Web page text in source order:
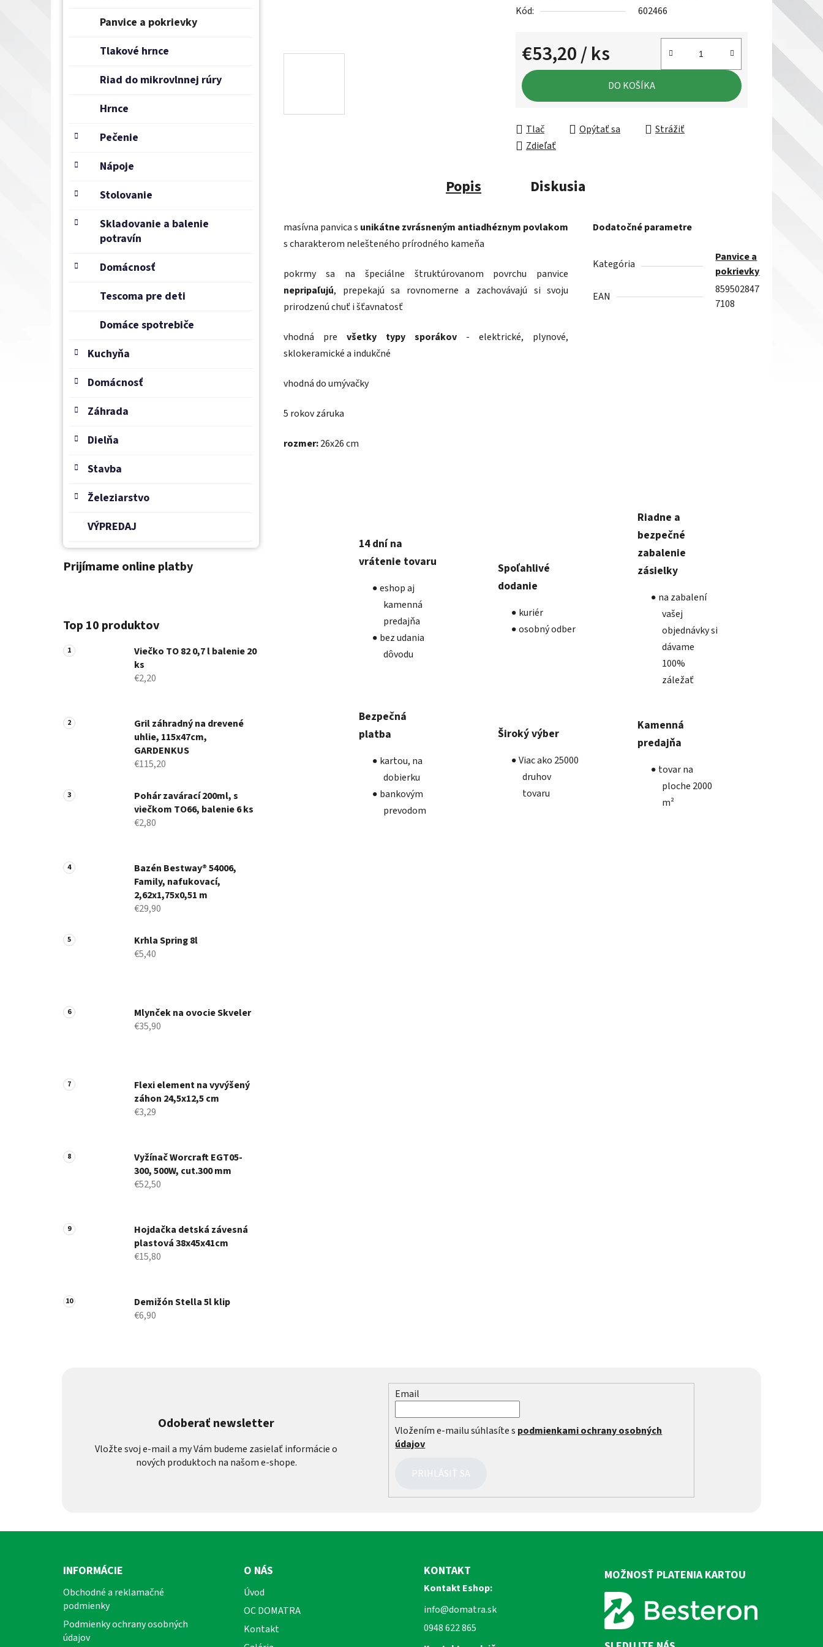
Panvice a pokrievky
Tlakové hrnce
Riad do mikrovlnnej rúry
Hrnce
Pečenie
Nápoje
Stolovanie
Skladovanie a balenie
potravín
Domácnosť
Tescoma pre deti
Domáce spotrebiče
Kuchyňa
Domácnosť
Záhrada
Dielňa
Stavba
Železiarstvo
VÝPREDAJ
Prijímame online platby
Top 10 produktov
Viečko TO 82 0,7 l balenie 20
ks
€2,20
Gril záhradný na drevené
uhlie, 115x47cm,
GARDENKUS
€115,20
Pohár zavárací 200ml, s
viečkom TO66, balenie 6 ks
€2,80
Bazén Bestway® 54006,
Family, nafukovací,
2,62x1,75x0,51 m
€29,90
Krhla Spring 8l
€5,40
Mlynček na ovocie Skveler
€35,90
Flexi element na vyvýšený
záhon 24,5x12,5 cm
€3,29
Vyžínač Worcraft EGT05-
300, 500W, cut.300 mm
€52,50
Hojdačka detská závesná
plastová 38x45x41cm
€15,80
Demižón Stella 5l klip
€6,90
Kód:
602466
€53,20/ ks
Jednotková cena:
DO KOŠÍKA
Tlač Opýtať sa
Strážiť
Zdieľať
Popis Diskusia
masívna panvica s unikátne zvrásneným antiadhéznym povlakom
s charakterom nelešteného prírodného kameňa
pokrmy sa na špeciálne štruktúrovanom povrchu panvice
nepripaľujú, prepekajú sa rovnomerne a zachovávajú si svoju
prirodzenú chuť i šťavnatosť
vhodná prevšetky typy sporákov - elektrické, plynové,
sklokeramické a indukčné
vhodná do umývačky
5 rokov záruka
rozmer:26x26 cm
Dodatočné parametre
Kategória
Panvice a
pokrievky
EAN
859502847
7108
14 dní na
vrátenie tovaru
eshop aj
kamenná
predajňa
bez udania
dôvodu
Spoľahlivé
dodanie
kuriér
osobný odber
Riadne a
bezpečné
zabalenie
zásielky
na zabalení
vašej
objednávky si
dávame
100%
záležať
Bezpečná
platba
kartou, na
dobierku
bankovým
prevodom
Široký výber
Viac ako 25000
druhov
tovaru
Kamenná
predajňa
tovar na
ploche 2000
m²
Odoberať newsletter
Vložte svoj e-mail a my Vám budeme zasielať informácie o
nových produktoch na našom e-shope.
Email
Vložením e-mailu súhlasíte s podmienkami ochrany osobných
údajov
PRIHLÁSIŤ SA
INFORMÁCIE
Obchodné a reklamačné
podmienky
Podmienky ochrany osobných
údajov
O NÁS
Úvod
OC DOMATRA
Kontakt
KONTAKT
Kontakt Eshop:
info@domatra.sk
0948 622 865
MOŽNOSŤ PLATENIA KARTOU